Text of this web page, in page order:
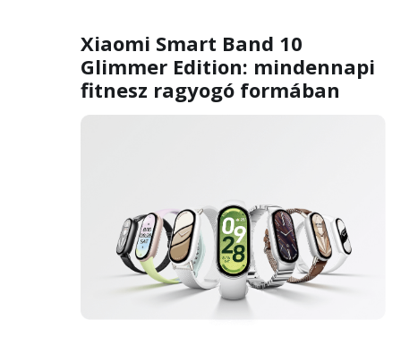
Xiaomi Smart Band 10
Glimmer Edition: mindennapi
fitnesz ragyogó formában